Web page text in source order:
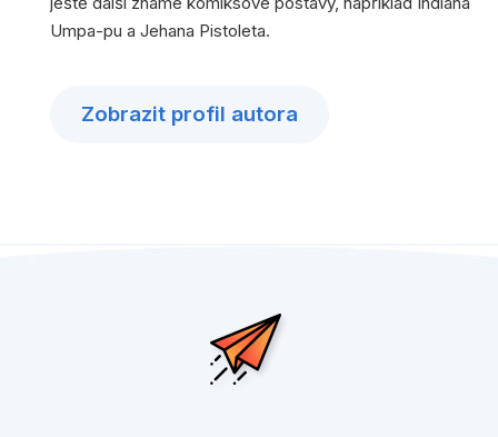
Umpa-pu a Jehana Pistoleta.
Zobrazit profil autora